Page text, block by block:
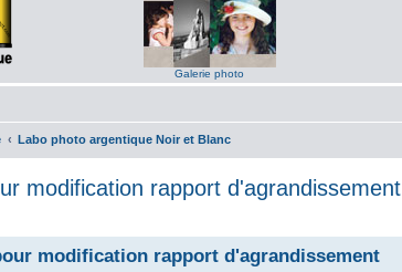
Galerie photo
Labo photo argentique Noir et Blanc
modification rapport d'agrandissement
modification rapport d'agrandissement